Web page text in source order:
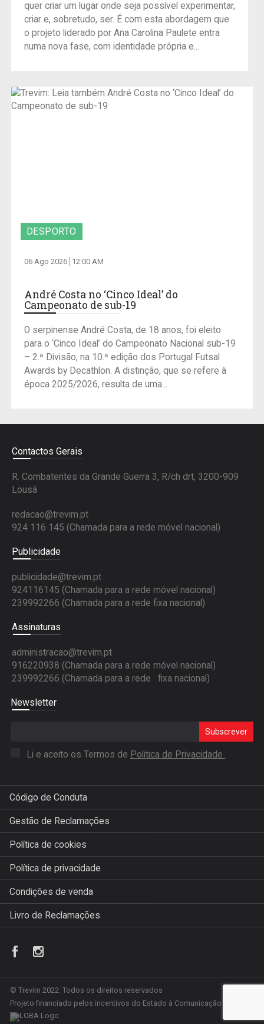
quer criar um lugar onde seja possível experimentar,
criar e, sobretudo, ser. É com esta abordagem que
o projeto liderado por Ana Carolina Paulete entra
numa nova fase, com identidade própria e...
DESPORTO
06 Ago 2026 12:00 AM
André Costa no ‘Cinco Ideal’ do
Campeonato de sub-19
O serpinense André Costa, de 18 anos, foi eleito
para o ‘Cinco Ideal’ do Campeonato Nacional sub-19
– 2.ª Divisão, na 10.ª edição dos Portugal Futsal
Awards by Decathlon. A distinção, que se refere à
época 2025/2026, resulta de uma...
Contactos Gerais
R. Combatentes da Grande Guerra 3, R/ch drt, 3200-909
Lousã
redacao@trevim.pt
924 116 145 (Chamada para a rede móvel nacional)
Publicidade
publicidade@trevim.pt
924116145 (Chamada para a rede móvel nacional)
239992266 (Chamada para a rede fixa nacional)
Assinaturas
administracao@trevim.pt
916220938 (Chamada para a rede móvel nacional)
239992266 (Chamada para a rede fixa nacional)
Newsletter
Subscrever
Li e aceito os Termos de Politica de Privacidade .
Código de Conduta
Gestão de Reclamações
Política de cookies
Política de privacidade
Condições de venda
Livro de Reclamações
© Trevim 2022. Todos os direitos reservados
Projeto financiado pelos incentivos do Estado à Comunicação Social